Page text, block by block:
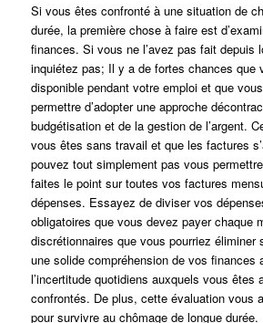
Si vous êtes confronté à une situation de
durée, la première chose à faire est
finances. Si vous ne l’avez pas fait depuis
inquiétez pas; Il y a de fortes chances que
disponible pendant votre emploi et que
permettre d’adopter une approche
budgétisation et de la gestion de l’argent.
vous êtes sans travail et que les factures
pouvez tout simplement pas vous
faites le point sur toutes vos factures
dépenses. Essayez de diviser vos
obligatoires que vous devez payer chaque
discrétionnaires que vous pourriez éliminer
une solide compréhension de vos finances
l’incertitude quotidiens auxquels vous êtes
confrontés. De plus, cette évaluation vous
pour survivre au chômage de longue durée.